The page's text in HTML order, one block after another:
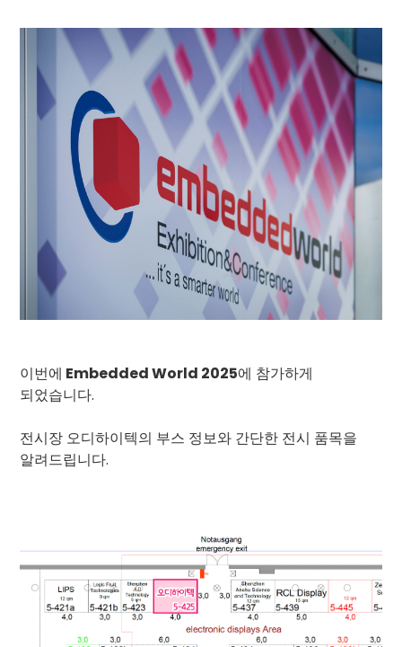
이번에 Embedded World 2025에 참가하게
되었습니다.
전시장 오디하이텍의 부스 정보와 간단한 전시 품목을
알려드립니다.